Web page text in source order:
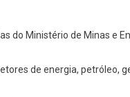
Informações
Celulares
do Ministério de Minas e
de energia, petróleo,